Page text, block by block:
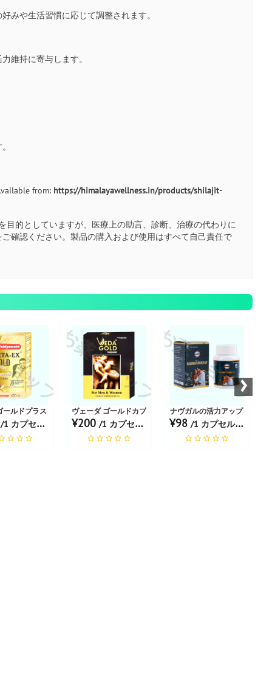
みや生活習慣に応じて調整されます。
維持に寄与します。
from: https://himalayawellness.in/products/shilajit-
的としていますが、医療上の助言、診断、治療の代わりに
確認ください。製品の購入および使用はすべて自己責任で
ップ
ールドプラス | 20キャップ
/1 カプセル あたり
お薬ショップ
ヴェーダ ゴールドカプセル
¥200 /1 カプセル あたり
お薬ショップ
ナヴガルの活力アップ
¥98 /1 カプセル あたり
›